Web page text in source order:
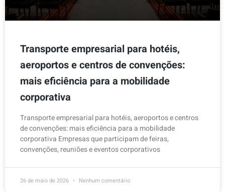
Transporte empresarial para hotéis,
aeroportos e centros de convenções:
mais eficiência para a mobilidade
corporativa
Transporte empresarial para hotéis, aeroportos e centros
de convenções: mais eficiência para a mobilidade
corporativa Empresas que participam de feiras,
convenções, reuniões e eventos corporativos
26 de maio de 2026 Nenhum comentário